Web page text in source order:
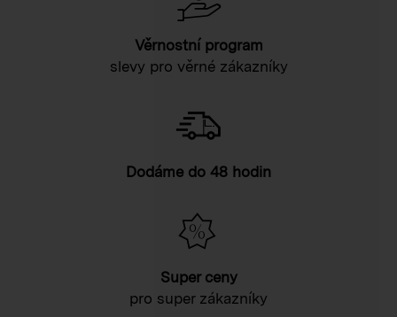
Věrnostní program
slevy pro věrné zákazníky
Dodáme do 48 hodin
Super ceny
pro super zákazníky